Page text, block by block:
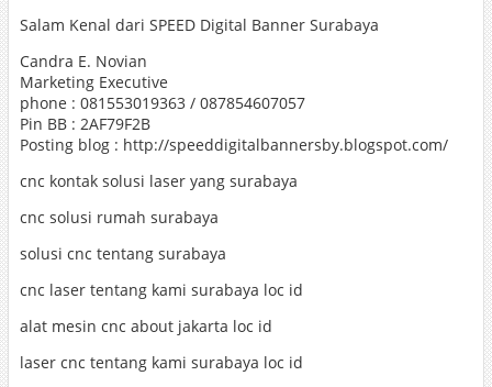
Salam Kenal dari SPEED Digital Banner Surabaya
Candra E. Novian
Marketing Executive
phone : 081553019363 / 087854607057
Pin BB : 2AF79F2B
Posting blog : http://speeddigitalbannersby.blogspot.com/
cnc kontak solusi laser yang surabaya
cnc solusi rumah surabaya
solusi cnc tentang surabaya
cnc laser tentang kami surabaya loc id
alat mesin cnc about jakarta loc id
laser cnc tentang kami surabaya loc id